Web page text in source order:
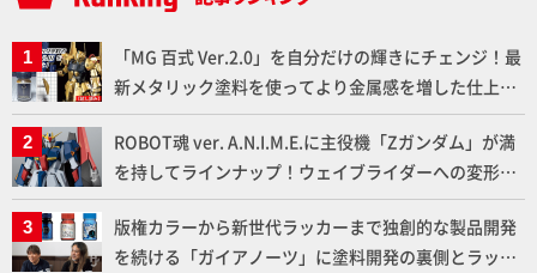
「MG 百式 Ver.2.0」を自分だけの輝きにチェンジ！最
新メタリック塗料を使ってより金属感を増した仕上が
りに!!【試し読み】
ROBOT魂 ver. A.N.I.M.E.に主役機「Zガンダム」が満
を持してラインナップ！ウェイブライダーへの変形、
劇中どおりのプロポーションを再現【機動戦士Zガン
ダム】
版権カラーから新世代ラッカーまで独創的な製品開発
を続ける「ガイアノーツ」に塗料開発の裏側とラッカ